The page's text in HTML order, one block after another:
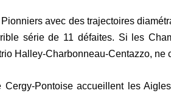
avec des trajectoires
série de 11 défaites. Si les
Halley-Charbonneau-Centazzo, ne
Cergy-Pontoise accueillent les